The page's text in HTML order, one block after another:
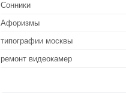
Сонники
Афоризмы
типографии москвы
ремонт видеокамер